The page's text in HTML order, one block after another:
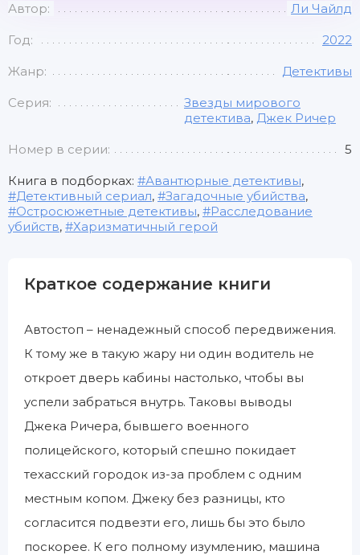
Автор: Ли Чайлд
Год: 2022
Жанр: Детективы
Серия:
Звезды мирового
детектива, Джек Ричер
Номер в серии: 5
Книга в подборках: Авантюрные детективы,
Детективный сериал, Загадочные убийства,
Остросюжетные детективы,
Расследование
убийств, Харизматичный герой
Краткое содержание книги
Автостоп – ненадежный способ передвижения.
К тому же в такую жару ни один водитель не
откроет дверь кабины настолько, чтобы вы
успели забраться внутрь. Таковы выводы
Джека Ричера, бывшего военного
полицейского, который спешно покидает
техасский городок из-за проблем с одним
местным копом. Джеку без разницы, кто
согласится подвезти его, лишь бы это было
поскорее. К его полному изумлению, машина